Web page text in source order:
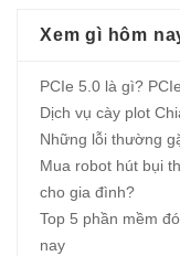
Xem gì hôm
PCIe 5.0 là gì?
Dịch vụ cày plot
Những lỗi thường
Mua robot hút bụi
cho gia đình?
Top 5 phần mềm
nay